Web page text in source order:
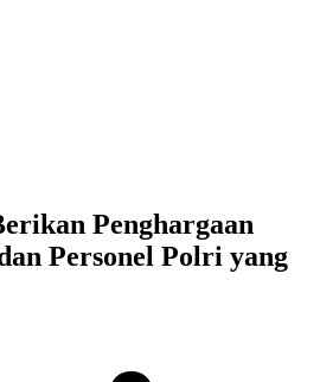
Penghargaan
Personel Polri yang